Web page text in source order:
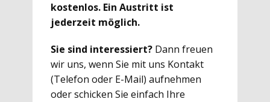
kostenlos. Ein Austritt ist
jederzeit möglich.
Sie sind interessiert? Dann freuen
wir uns, wenn Sie mit uns Kontakt
(Telefon oder E-Mail) aufnehmen
oder schicken Sie einfach Ihre